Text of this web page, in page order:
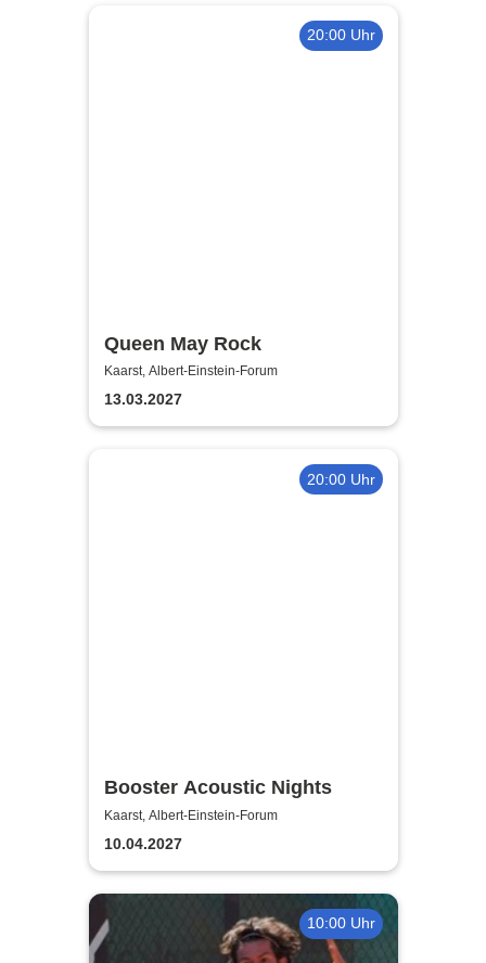
20:00 Uhr
Queen May Rock
Kaarst, Albert-Einstein-Forum
13.03.2027
20:00 Uhr
Booster Acoustic Nights
Kaarst, Albert-Einstein-Forum
10.04.2027
10:00 Uhr